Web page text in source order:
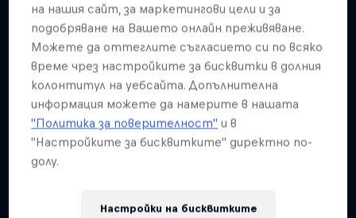
на нашия сайт, за маркетингови цели и за
подобряване на Вашето онлайн преживяване.
Можете да оттеглите съгласието си по всяко
време чрез настройките за бисквитки в долния
колонтитул на уебсайта. Допълнителна
информация можете да намерите в нашата
"Политика за поверителност" и в
"Настройките за бисквитките" директно по-
долу.
Настройки на бисквитките